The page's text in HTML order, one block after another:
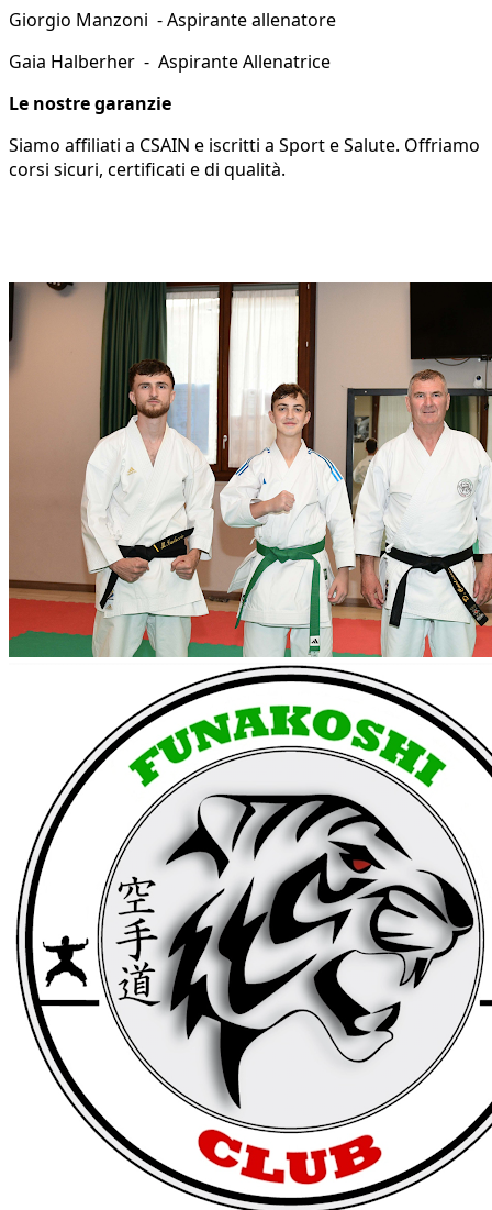
Giorgio Manzoni - Aspirante allenatore
Gaia Halberher - Aspirante Allenatrice
Le nostre garanzie
Siamo affiliati a CSAIN e iscritti a Sport e Salute. Offriamo
corsi sicuri, certificati e di qualità.